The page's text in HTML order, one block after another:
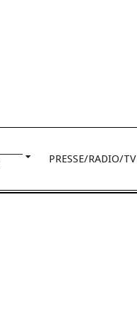
PRESSE/RADIO/TV